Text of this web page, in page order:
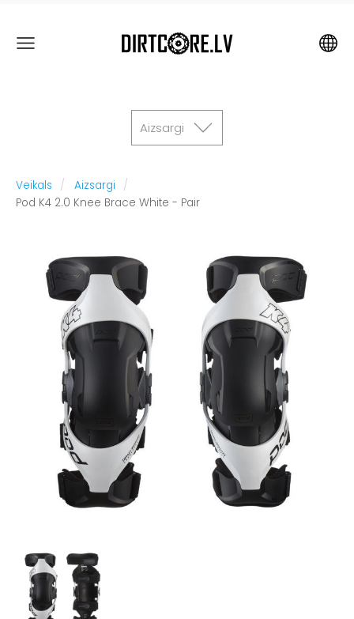
Aizsargi
Veikals
Aizsargi
Pod K4 2.0 Knee Brace White - Pair